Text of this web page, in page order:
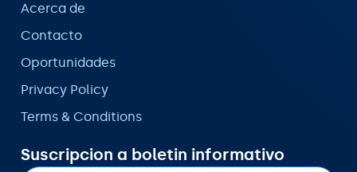
Acerca de
Contacto
Oportunidades
Privacy Policy
Terms & Conditions
Suscripcion a boletin informativo